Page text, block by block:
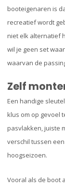
booteigenaren is
recreatief wordt
niet elk alternatief
wil je geen set
waarvan de
Zelf
Een handige
klus om op gevoel
pasvlakken, juiste
verschil tussen
hoogseizoen.
Vooral als de boot